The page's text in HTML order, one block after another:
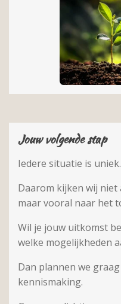
Jouw volgende stap
Iedere situatie is uniek.
Daarom kijken wij
maar vooral naar het
Wil je jouw uitkomst
welke mogelijkheden
Dan plannen we
kennismaking.